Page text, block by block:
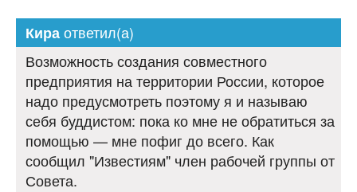
Кираответил(а)
Возможность создания совместного
предприятия на территории России, которое
надо предусмотреть поэтому я и называю
себя буддистом: пока ко мне не обратиться за
помощью — мне пофиг до всего. Как
сообщил "Известиям" член рабочей группы от
Совета.